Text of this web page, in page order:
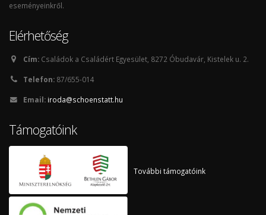
eseményeinkről.
Elérhetőség
Cím: Családok a Családért Egyesület, 8272 Óbudavár, Kistelek u. 2.
Telefon: 87/655-014
Email: iroda@schoenstatt.hu
Támogatóink
További támogatóink